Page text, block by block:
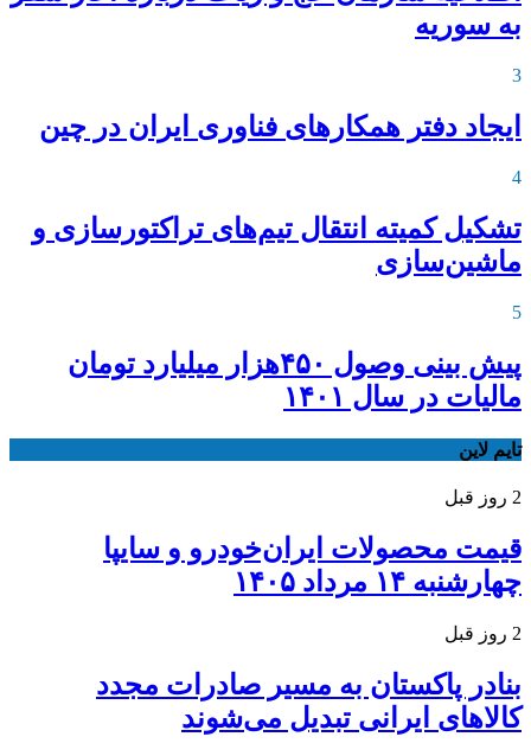
به سوریه
3
ایجاد دفتر همکارهای فناوری ایران در چین
4
تشکیل کمیته انتقال تیم‌های تراکتورسازی و
ماشین‌سازی
5
پیش بینی وصول ۴۵۰هزار میلیارد تومان
مالیات در سال ۱۴۰۱
تایم لاین
2 روز قبل
قیمت محصولات ایران‌خودرو و سایپا
چهارشنبه ۱۴ مرداد ۱۴۰۵
2 روز قبل
بنادر پاکستان به مسیر صادرات مجدد
کالاهای ایرانی تبدیل می‌شوند